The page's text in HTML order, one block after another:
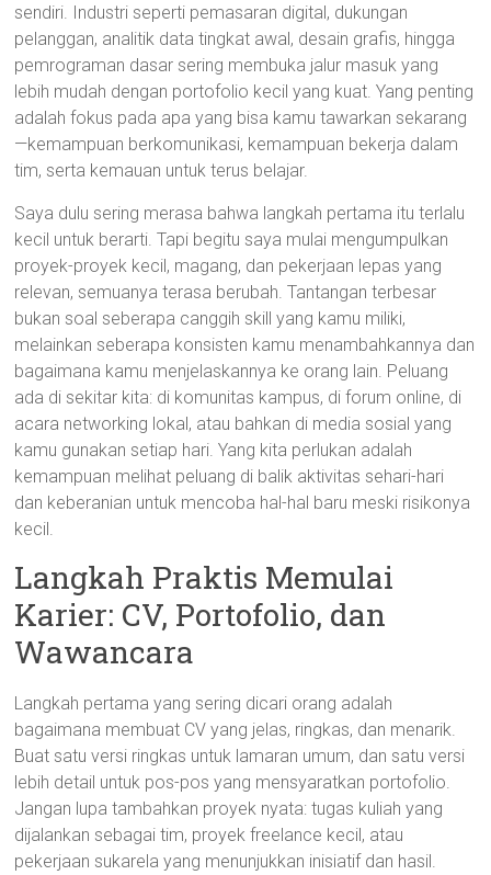
sendiri. Industri seperti pemasaran digital, dukungan
pelanggan, analitik data tingkat awal, desain grafis, hingga
pemrograman dasar sering membuka jalur masuk yang
lebih mudah dengan portofolio kecil yang kuat. Yang penting
adalah fokus pada apa yang bisa kamu tawarkan sekarang
—kemampuan berkomunikasi, kemampuan bekerja dalam
tim, serta kemauan untuk terus belajar.
Saya dulu sering merasa bahwa langkah pertama itu terlalu
kecil untuk berarti. Tapi begitu saya mulai mengumpulkan
proyek-proyek kecil, magang, dan pekerjaan lepas yang
relevan, semuanya terasa berubah. Tantangan terbesar
bukan soal seberapa canggih skill yang kamu miliki,
melainkan seberapa konsisten kamu menambahkannya dan
bagaimana kamu menjelaskannya ke orang lain. Peluang
ada di sekitar kita: di komunitas kampus, di forum online, di
acara networking lokal, atau bahkan di media sosial yang
kamu gunakan setiap hari. Yang kita perlukan adalah
kemampuan melihat peluang di balik aktivitas sehari-hari
dan keberanian untuk mencoba hal-hal baru meski risikonya
kecil.
Langkah Praktis Memulai
Karier: CV, Portofolio, dan
Wawancara
Langkah pertama yang sering dicari orang adalah
bagaimana membuat CV yang jelas, ringkas, dan menarik.
Buat satu versi ringkas untuk lamaran umum, dan satu versi
lebih detail untuk pos-pos yang mensyaratkan portofolio.
Jangan lupa tambahkan proyek nyata: tugas kuliah yang
dijalankan sebagai tim, proyek freelance kecil, atau
pekerjaan sukarela yang menunjukkan inisiatif dan hasil.